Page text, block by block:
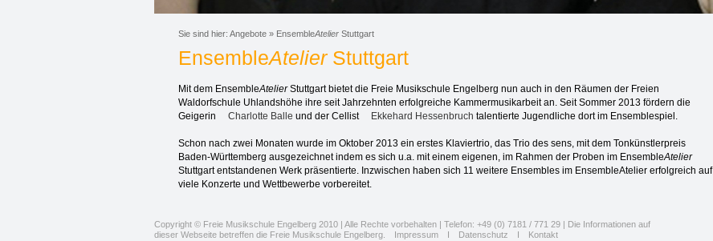
Sie sind hier: Angebote » EnsembleAtelier Stuttgart
EnsembleAtelierStuttgart
Mit dem EnsembleAtelierStuttgart bietet die Freie Musikschule Engelberg nun auch in den Räumen der Freien
Waldorfschule Uhlandshöhe ihre seit Jahrzehnten erfolgreiche Kammermusikarbeit an. Seit Sommer 2013 fördern die
Geigerin
Charlotte Balle und der Cellist Ekkehard Hessenbruch talentierte Jugendliche dort im Ensemblespiel.
Schon nach zwei Monaten wurde im Oktober 2013 ein erstes Klaviertrio, das Trio des sens, mit dem Tonkünstlerpreis
Baden-Württemberg ausgezeichnet indem es sich u.a. mit einem eigenen, im Rahmen der Proben im EnsembleAtelier
Stuttgart entstandenen Werk präsentierte. Inzwischen haben sich 11 weitere Ensembles im EnsembleAtelier erfolgreich auf
viele Konzerte und Wettbewerbe vorbereitet.
Copyright © Freie Musikschule Engelberg 2010 | Alle Rechte vorbehalten | Telefon: +49 (0) 7181 / 771 29 | Die Informationen auf
dieser Webseite betreffen die Freie Musikschule Engelberg.
Impressum I Datenschutz I Kontakt